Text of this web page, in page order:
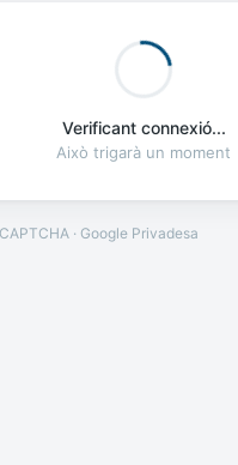
Verificant connexió...
Això trigarà un moment
· Google Privadesa